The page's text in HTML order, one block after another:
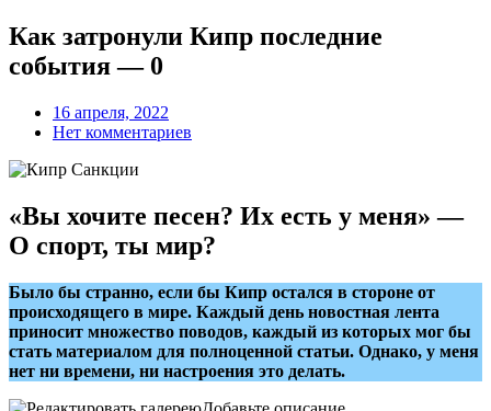
Как затронули Кипр последние
события — 0
16 апреля, 2022
Нет комментариев
«Вы хочите песен? Их есть у меня» —
О спорт, ты мир?
Было бы странно, если бы Кипр остался в стороне от
происходящего в мире. Каждый день новостная лента
приносит множество поводов, каждый из которых мог бы
стать материалом для полноценной статьи. Однако, у меня
нет ни времени, ни настроения это делать.